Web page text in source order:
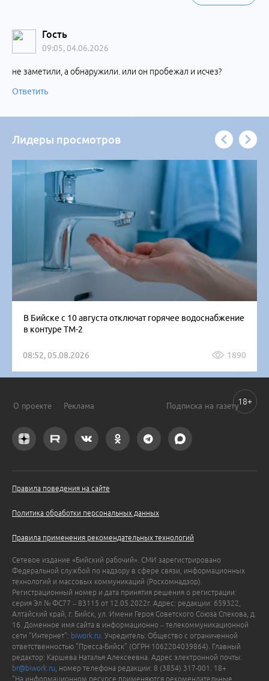
Гость
09:05, 04.06.2026
не заметили, а обнаружили. или он пробежал и исчез?
Ответить
Лидеры просмотров
В Бийске с 10 августа отключат горячее водоснабжение
в контуре ТМ-2
08:52, 05.08.2026 1890
О проекте Реклама Подписка на газету
Правила поведения на сайте
Политика обработки персональных данных
Правила применения рекомендательных технологий
Сетевое издание «Бийский рабочий». СМИ зарегистрировано
Федеральной службой по надзору в сфере связи, информационных
технологий и массовых коммуникаций (Роскомнадзор).
Регистрационный номер и дата принятия решения о регистрации:
серия Эл № ФС77 – 83115 от 12.05.2022г. Адрес: редакции: 659322,
Алтайский край, г. Бийск, ул. Имени Героя Советского Союза Спекова, д.
16. Доменное имя сайта в информационно – телекоммуникационной
сети "Интернет": biwork.ru . Учредитель: Общество с ограниченной
ответственностью "Пресса-Бийск" (ОГРН 1062204039864). Главный
редактор: Каршева Наталья Алексеевна. Адрес электронной почты:
br@biwork.ru , номер телефона редакции: 8 (3854) 317-001. 18+
"На информационном ресурсе применяются рекомендательные
18+